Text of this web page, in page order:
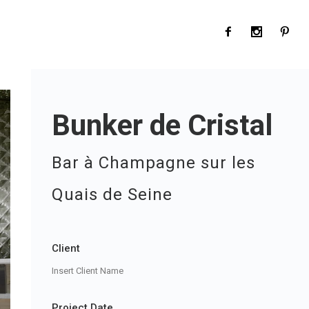
Bunker de Cristal
Bar à Champagne sur les
Quais de Seine
Client
Insert Client Name